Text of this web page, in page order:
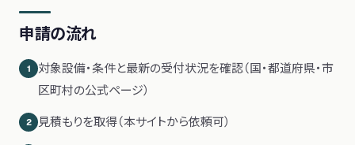
申請の流れ
1
対象設備・条件と最新の受付状況を確認（国・都道府県・市
区町村の公式ページ）
2 見積もりを取得（本サイトから依頼可）